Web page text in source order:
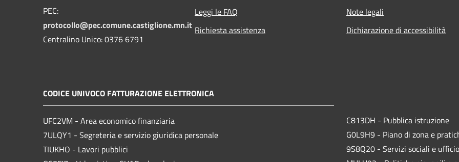
PEC:
protocollo@pec.comune.castiglione.mn.it
Centralino Unico: 0376 6791
Leggi le FAQ
Richiesta assistenza
Note legali
Dichiarazione di accessibilità
CODICE UNIVOCO FATTURAZIONE ELETTRONICA
UFC2VM - Area economico finanziaria
7ULQY1 - Segreteria e servizio giuridica personale
TIUKHO - Lavori pubblici
C813DH - Pubblica istruzione
G0L9H9 - Piano di zona e
9S8Q20 - Servizi sociali e